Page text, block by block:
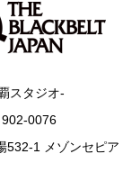
スタジオ-
902-0076
532-1 メゾンセピア